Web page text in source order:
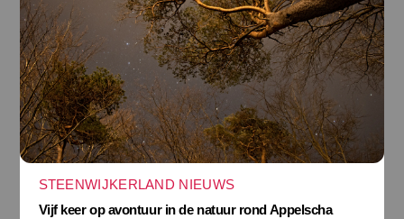
STEENWIJKERLAND NIEUWS
Vijf keer op avontuur in de natuur rond Appelscha